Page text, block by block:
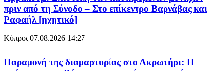
πριν από τη Σύνοδο – Στο επίκεντρο Βαρνάβας και
Ραφαήλ [ηχητικό]
Κύπρος|07.08.2026 14:27
Παραμονή της διαμαρτυρίας στο Ακρωτήρι: Η